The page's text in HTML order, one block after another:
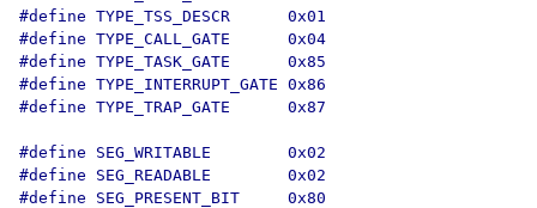
#define TYPE_TSS_DESCR      0x01
#define TYPE_CALL_GATE      0x04
#define TYPE_TASK_GATE      0x85
#define TYPE_INTERRUPT_GATE 0x86
#define TYPE_TRAP_GATE      0x87
#define SEG_WRITABLE        0x02
#define SEG_READABLE        0x02
#define SEG_PRESENT_BIT     0x80